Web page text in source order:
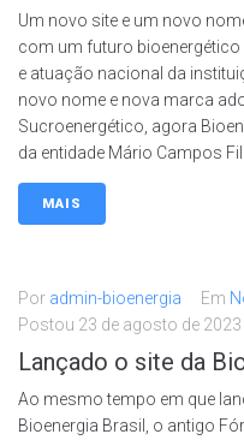
Um novo site e um novo
com um futuro bioenergético
e atuação nacional da
novo nome e nova marca
Sucroenergético, agora
da entidade Mário Campos
MAIS
Por admin-bioenergia Em
Postou 23 de agosto de 2023
Lançado o site da
Ao mesmo tempo em que
Bioenergia Brasil, o antigo